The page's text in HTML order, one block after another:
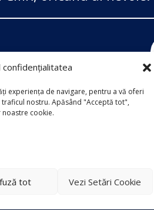
confidențialitatea
experiența de navigare, pentru a vă oferi
nostru. Apăsând "Acceptă tot",
cookie.
tot Vezi Setări Cookie